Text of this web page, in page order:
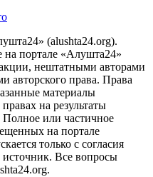
(alushta24.org).
портале «Алушта24»
нештатными авторами
авторского права. Права
материалы
на результаты
Полное или частичное
на портале
только с согласия
источник. Все вопросы